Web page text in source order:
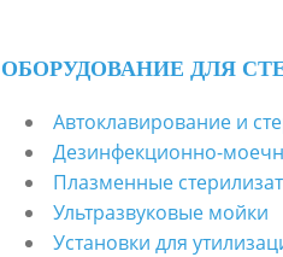
ОБОРУДОВАНИЕ ДЛЯ
Автоклавирование и
Дезинфекционно-
Плазменные
Ультразвуковые мойки
Установки для